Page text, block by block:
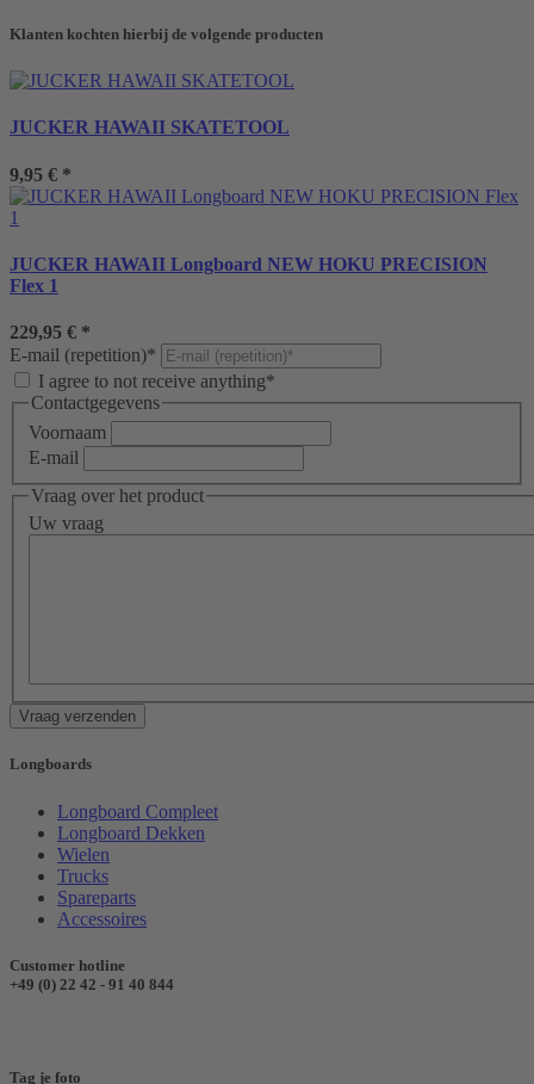
Klanten kochten hierbij de volgende producten
JUCKER HAWAII SKATETOOL
9,95 € *
JUCKER HAWAII Longboard NEW HOKU PRECISION
Flex 1
229,95 € *
E-mail (repetition)*
I agree to not receive anything*
Contactgegevens
Voornaam
E-mail
Vraag over het product
Uw vraag
Vraag verzenden
Longboards
Longboard Compleet
Longboard Dekken
Wielen
Trucks
Spareparts
Accessoires
Customer hotline
+49 (0) 22 42 - 91 40 844
Tag je foto